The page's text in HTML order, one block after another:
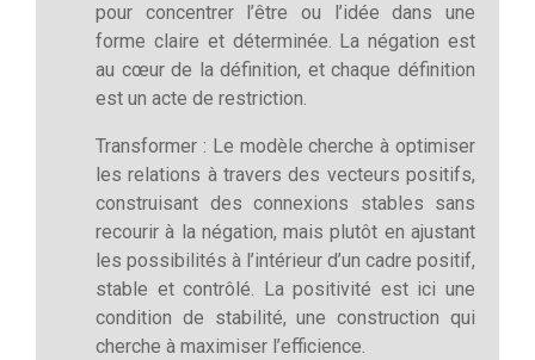
pour concentrer l’être ou l’idée dans une
forme claire et déterminée. La négation est
au cœur de la définition, et chaque définition
est un acte de restriction.
Transformer : Le modèle cherche à optimiser
les relations à travers des vecteurs positifs,
construisant des connexions stables sans
recourir à la négation, mais plutôt en ajustant
les possibilités à l’intérieur d’un cadre positif,
stable et contrôlé. La positivité est ici une
condition de stabilité, une construction qui
cherche à maximiser l’efficience.